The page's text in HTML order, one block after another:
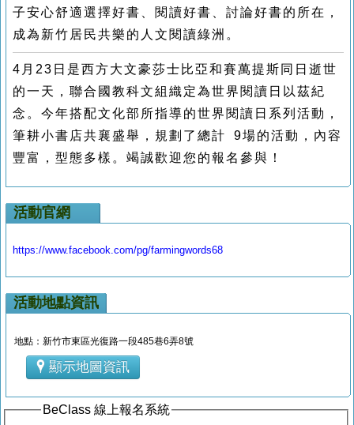
子安心舒適選擇好書、閱讀好書、討論好書的所在，
成為新竹居民共樂的人文閱讀綠洲。
4月23日是西方大文豪莎士比亞和賽萬提斯同日逝世
的一天，聯合國教科文組織定為世界閱讀日以茲紀
念。今年搭配文化部所指導的世界閱讀日系列活動，
筆耕小書店共襄盛舉，規劃了總計 9場的活動，內容
豐富，型態多樣。竭誠歡迎您的報名參與！
活動官網
https://www.facebook.com/pg/farmingwords68
活動地點資訊
地點：新竹市東區光復路一段485巷6弄8號
顯示地圖資訊
BeClass 線上報名系統